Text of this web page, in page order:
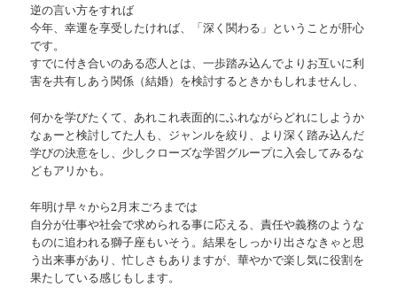
逆の言い方をすれば
今年、幸運を享受したければ、「深く関わる」ということが肝心
です。
すでに付き合いのある恋人とは、一歩踏み込んでよりお互いに利
害を共有しあう関係（結婚）を検討するときかもしれませんし、
何かを学びたくて、あれこれ表面的にふれながらどれにしようか
なぁーと検討してた人も、ジャンルを絞り、より深く踏み込んだ
学びの決意をし、少しクローズな学習グループに入会してみるな
どもアリかも。
年明け早々から2月末ごろまでは
自分が仕事や社会で求められる事に応える、責任や義務のような
ものに追われる獅子座もいそう。結果をしっかり出さなきゃと思
う出来事があり、忙しさもありますが、華やかで楽し気に役割を
果たしている感じもします。